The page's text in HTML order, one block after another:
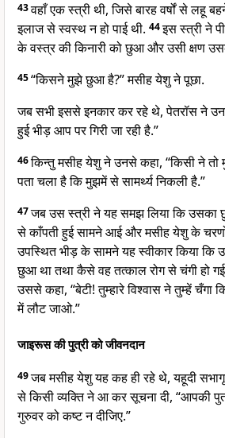
43वहाँ एक स्त्री थी, जिसे बारह वर्षों से लहू
इलाज से स्वस्थ न हो पाई थी. 44इस स्त्री ने
के वस्त्र की किनारी को छुआ और उसी क्षण
45“किसने मुझे छुआ है?” मसीह येशु ने पूछा.
जब सभी इससे इनकार कर रहे थे, पेतरॉस ने
हुई भीड़ आप पर गिरी जा रही है.”
46किन्तु मसीह येशु ने उनसे कहा, “किसी ने
पता चला है कि मुझमें से सामर्थ्य निकली है.”
47जब उस स्त्री ने यह समझ लिया कि उसका
से काँपती हुई सामने आई और मसीह येशु के
उपस्थित भीड़ के सामने यह स्वीकार किया कि
छुआ था तथा कैसे वह तत्काल रोग से चंगी हो
उससे कहा, “बेटी! तुम्हारे विश्वास ने तुम्हें चँगा
में लौट जाओ.”
जाइरूस की पुत्री को जीवनदान
49जब मसीह येशु यह कह ही रहे थे, यहूदी
से किसी व्यक्ति ने आ कर सूचना दी, “आपकी
गुरुवर को कष्ट न दीजिए.”